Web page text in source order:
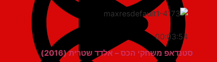
00:03:54
סטנדאפ משחקי הכס – אלדד שטרית (2016)